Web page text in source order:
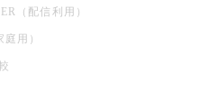
（配信利用）
用）